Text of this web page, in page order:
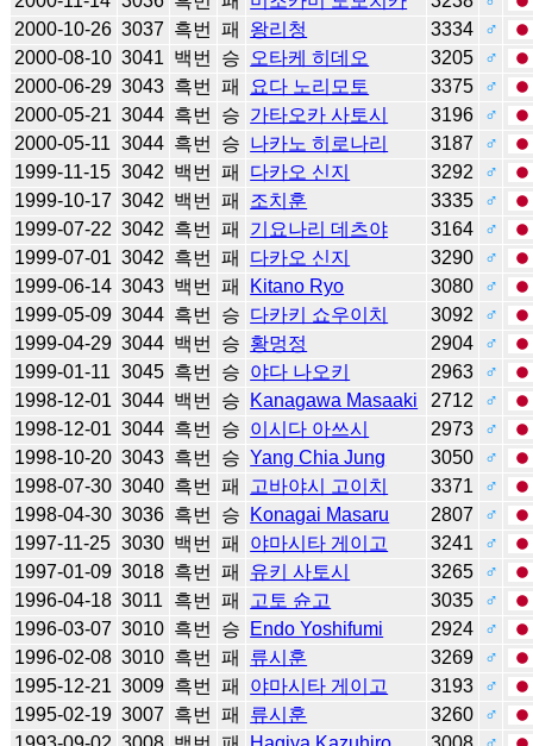
2000-10-26 3037 흑번 패 왕리청 3334
♂
2000-08-10 3041 백번 승 오타케 히데오 3205
♂
2000-06-29 3043 흑번 패 요다 노리모토 3375
♂
2000-05-21 3044 흑번 승 가타오카 사토시 3196
♂
2000-05-11 3044 흑번 승 나카노 히로나리 3187
♂
1999-11-15 3042 백번 패 다카오 신지 3292
♂
1999-10-17 3042 백번 패 조치훈 3335
♂
1999-07-22 3042 흑번 패 기요나리 데츠야 3164
♂
1999-07-01 3042 흑번 패 다카오 신지 3290
♂
1999-06-14 3043 백번 패 Kitano Ryo 3080
♂
1999-05-09 3044 흑번 승 다카키 쇼우이치 3092
♂
1999-04-29 3044 백번 승 황멍정 2904
♂
1999-01-11 3045 흑번 승 야다 나오키 2963
♂
1998-12-01 3044 백번 승 Kanagawa Masaaki 2712
♂
1998-12-01 3044 흑번 승 이시다 아쓰시 2973
♂
1998-10-20 3043 흑번 승 Yang Chia Jung 3050
♂
1998-07-30 3040 흑번 패 고바야시 고이치 3371
♂
1998-04-30 3036 흑번 승 Konagai Masaru 2807
♂
1997-11-25 3030 백번 패 야마시타 게이고 3241
♂
1997-01-09 3018 흑번 패 유키 사토시 3265
♂
1996-04-18 3011 흑번 패 고토 슌고 3035
♂
1996-03-07 3010 흑번 승 Endo Yoshifumi 2924
♂
1996-02-08 3010 흑번 패 류시훈 3269
♂
1995-12-21 3009 흑번 패 야마시타 게이고 3193
♂
1995-02-19 3007 흑번 패 류시훈 3260
♂